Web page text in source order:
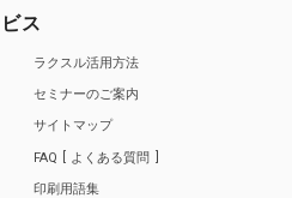
ス
ラクスル活用方法
セミナーのご案内
サイトマップ
FAQ
よくある質問
印刷用語集